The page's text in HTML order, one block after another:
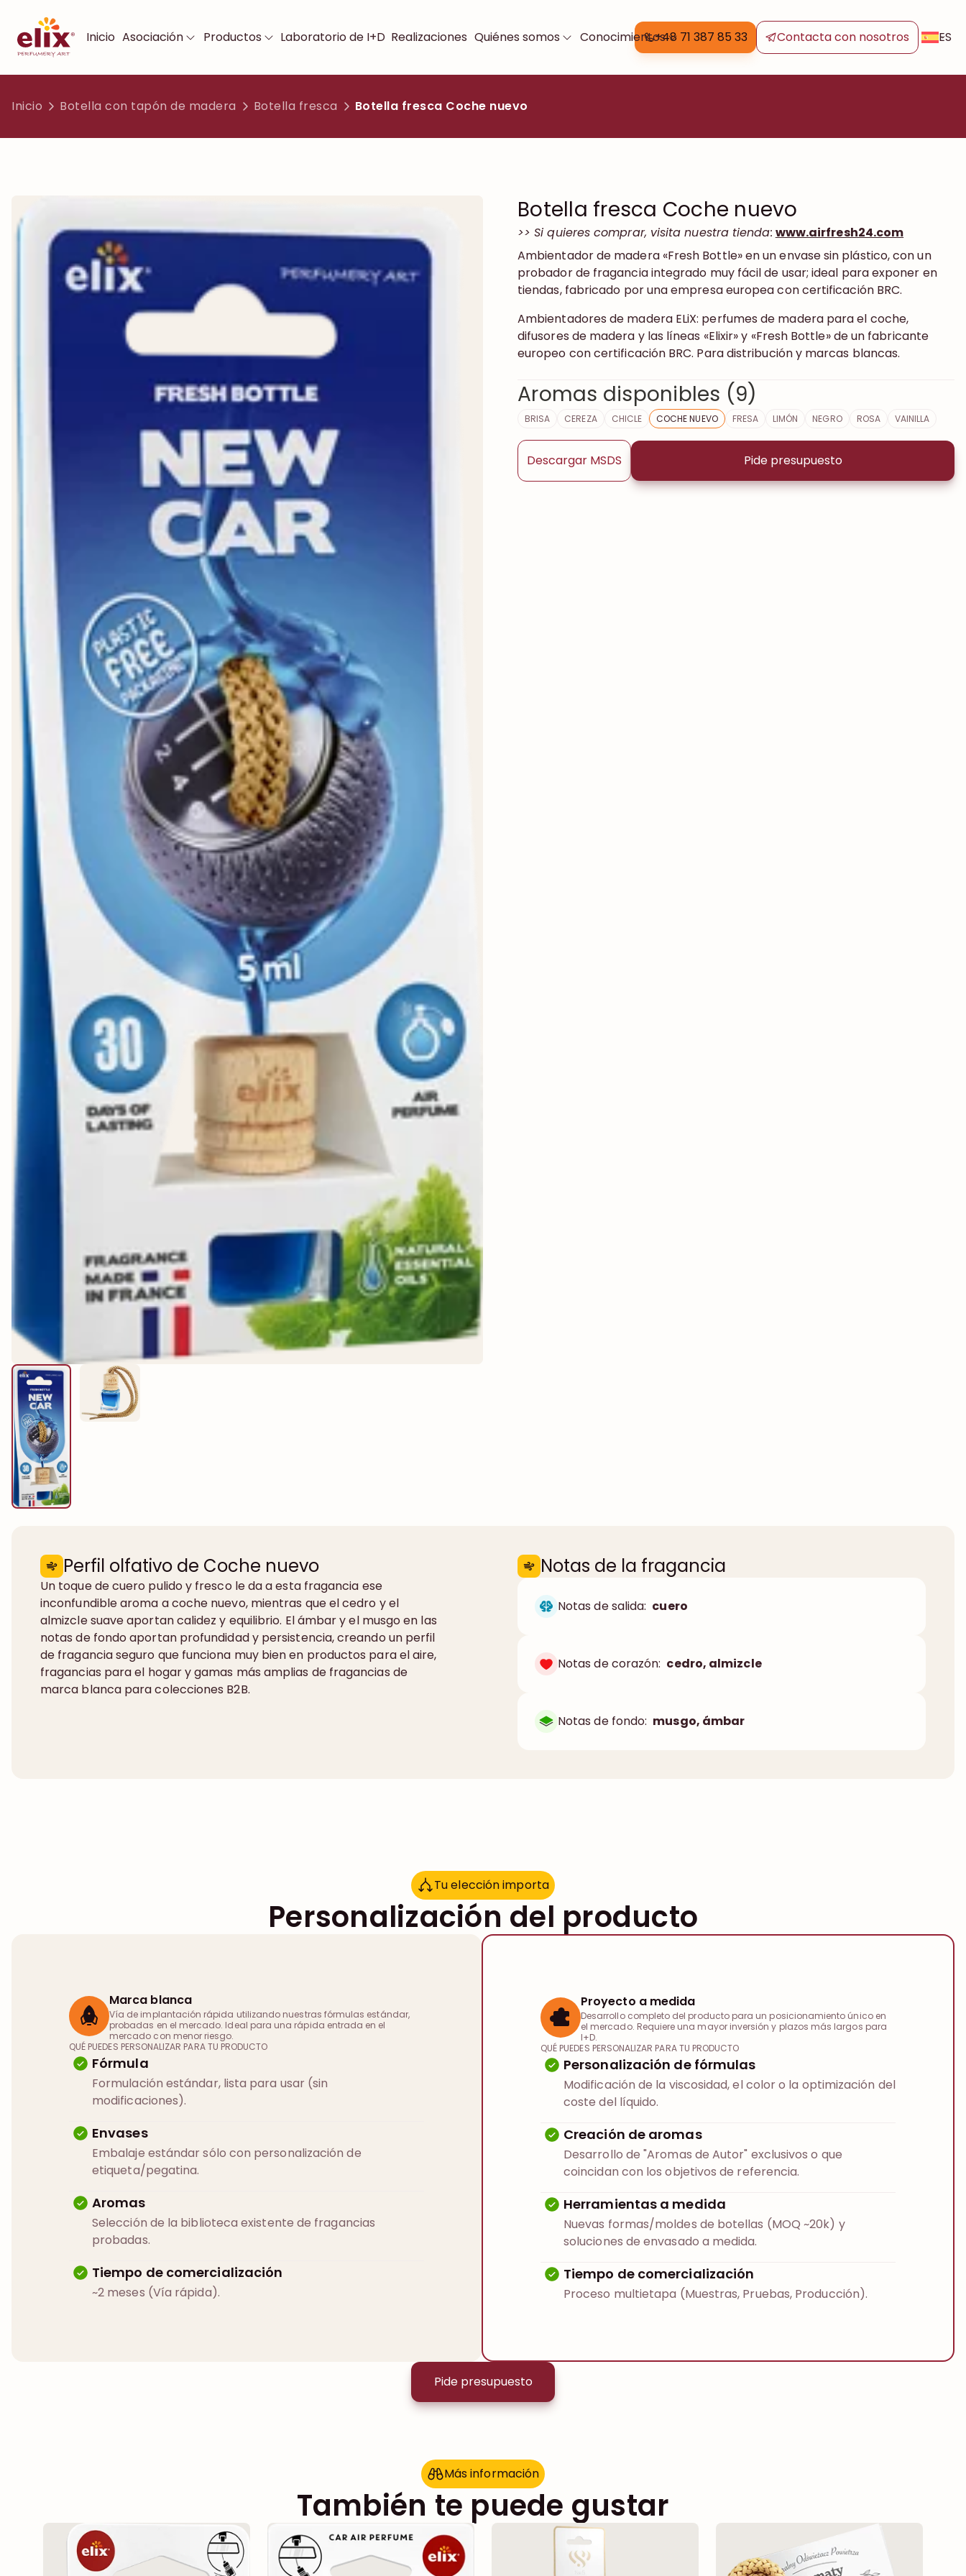
Inicio Asociación Productos Laboratorio de I+D Realizaciones Quiénes somos Conocimientos+48 71 387 85 33 Contacta con nosotros ES
Inicio Botella con tapón de madera Botella fresca Botella fresca Coche nuevo
Botella fresca Coche nuevo
>> Si quieres comprar, visita nuestra tienda: www.airfresh24.com
Ambientador de madera «Fresh Bottle» en un envase sin plástico, con un
probador de fragancia integrado muy fácil de usar; ideal para exponer en
tiendas, fabricado por una empresa europea con certificación BRC.
Ambientadores de madera ELiX: perfumes de madera para el coche,
difusores de madera y las líneas «Elixir» y «Fresh Bottle» de un fabricante
europeo con certificación BRC. Para distribución y marcas blancas.
Aromas disponibles (9)
BRISA CEREZA CHICLE COCHE NUEVO FRESA LIMÓN NEGRO ROSA VAINILLA
Descargar MSDS Pide presupuesto
Perfil olfativo de Coche nuevo
Un toque de cuero pulido y fresco le da a esta fragancia ese
inconfundible aroma a coche nuevo, mientras que el cedro y el
almizcle suave aportan calidez y equilibrio. El ámbar y el musgo en las
notas de fondo aportan profundidad y persistencia, creando un perfil
de fragancia seguro que funciona muy bien en productos para el aire,
fragancias para el hogar y gamas más amplias de fragancias de
marca blanca para colecciones B2B.
Notas de la fragancia
Notas de salida: cuero
Notas de corazón: cedro, almizcle
Notas de fondo: musgo, ámbar
Tu elección importa
Tuelecciónimporta
Personalización del producto
Marca blanca
Vía de implantación rápida utilizando nuestras fórmulas estándar,
probadas en el mercado. Ideal para una rápida entrada en el
mercado con menor riesgo.
QUÉ PUEDES PERSONALIZAR PARA TU PRODUCTO
Fórmula
Formulación estándar, lista para usar (sin
modificaciones).
Envases
Embalaje estándar sólo con personalización de
etiqueta/pegatina.
Aromas
Selección de la biblioteca existente de fragancias
probadas.
Tiempo de comercialización
~2 meses (Vía rápida).
Proyecto a medida
Desarrollo completo del producto para un posicionamiento único en
el mercado. Requiere una mayor inversión y plazos más largos para
I+D.
QUÉ PUEDES PERSONALIZAR PARA TU PRODUCTO
Personalización de fórmulas
Modificación de la viscosidad, el color o la optimización del
coste del líquido.
Creación de aromas
Desarrollo de "Aromas de Autor" exclusivos o que
coincidan con los objetivos de referencia.
Herramientas a medida
Nuevas formas/moldes de botellas (MOQ ~20k) y
soluciones de envasado a medida.
Tiempo de comercialización
Proceso multietapa (Muestras, Pruebas, Producción).
Pide presupuesto
Más información
Másinformación
También te puede gustar